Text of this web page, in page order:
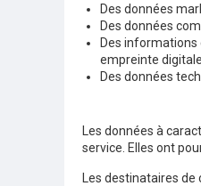
Des données
Des données
Des informations
empreinte
Des données
Les données à
service. Elles ont
Les destinataires de